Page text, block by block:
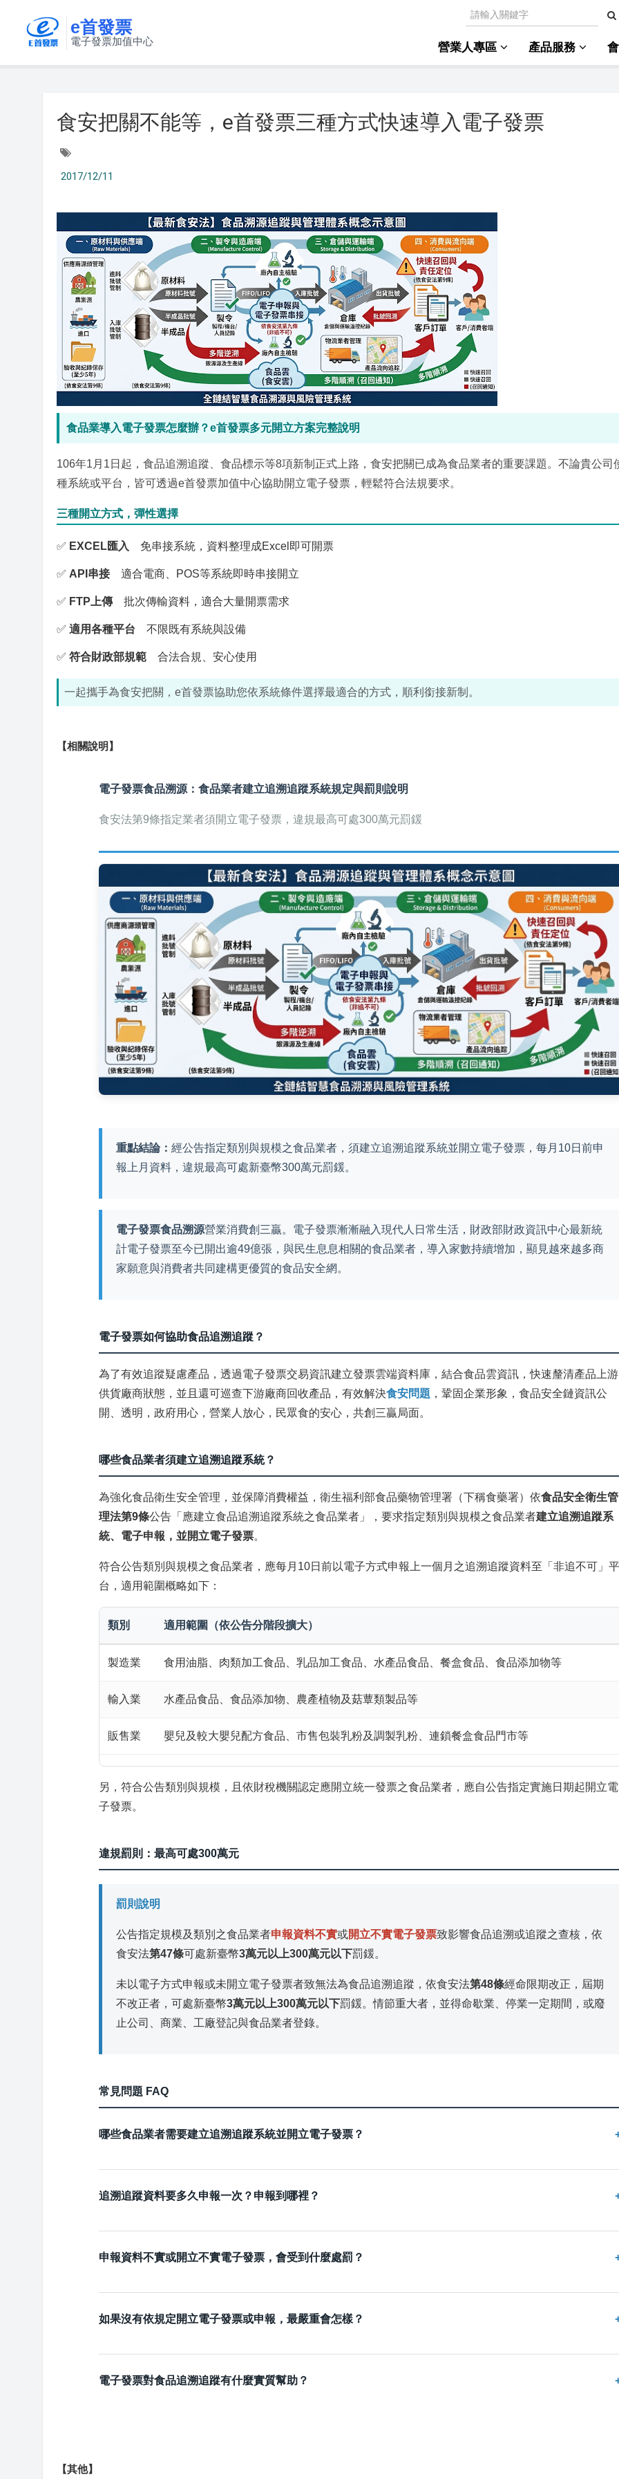
e首發票
電子發票加值中心 營業人專區 產品服務
食安把關不能等，e首發票三種方式快速導入電子發票
2017/12/11
食品業導入電子發票怎麼辦？e首發票多元開立方案完整說明
106年1月1日起，食品追溯追蹤、食品標示等8項新制正式上路，食安把關已成為食品業者的重要課題。不論貴公司
種系統或平台，皆可透過e首發票加值中心協助開立電子發票，輕鬆符合法規要求。
三種開立方式，彈性選擇
✅ EXCEL匯入 免串接系統，資料整理成Excel即可開票
✅ API串接適合電商、POS等系統即時串接開立
✅ FTP上傳批次傳輸資料，適合大量開票需求
✅ 適用各種平台 不限既有系統與設備
✅ 符合財政部規範 合法合規、安心使用
一起攜手為食安把關，e首發票協助您依系統條件選擇最適合的方式，順利銜接新制。
【相關說明】
電子發票食品溯源：食品業者建立追溯追蹤系統規定與罰則說明
食安法第9條指定業者須開立電子發票，違規最高可處300萬元罰鍰
重點結論：經公告指定類別與規模之食品業者，須建立追溯追蹤系統並開立電子發票，每月10日前申
報上月資料，違規最高可處新臺幣300萬元罰鍰。
電子發票食品溯源營業消費創三贏。電子發票漸漸融入現代人日常生活，財政部財政資訊中心最新統
計電子發票至今已開出逾49億張，與民生息息相關的食品業者，導入家數持續增加，顯見越來越多商
家願意與消費者共同建構更優質的食品安全網。
電子發票如何協助食品追溯追蹤？
為了有效追蹤疑慮產品，透過電子發票交易資訊建立發票雲端資料庫，結合食品雲資訊，快速釐清產品上游
供貨廠商狀態，並且還可巡查下游廠商回收產品，有效解決食安問題 ，鞏固企業形象，食品安全鏈資訊公
開、透明，政府用心，營業人放心，民眾食的安心，共創三贏局面。
哪些食品業者須建立追溯追蹤系統？
為強化食品衛生安全管理，並保障消費權益，衛生福利部食品藥物管理署（下稱食藥署）依食品安全衛生管
理法第9條公告「應建立食品追溯追蹤系統之食品業者」，要求指定類別與規模之食品業者建立追溯追蹤系
統、電子申報，並開立電子發票。
符合公告類別與規模之食品業者，應每月10日前以電子方式申報上一個月之追溯追蹤資料至「非追不可」
台，適用範圍概略如下：
類別 適用範圍（依公告分階段擴大）
製造業 食用油脂、肉類加工食品、乳品加工食品、水產品食品、餐盒食品、食品添加物等
輸入業 水產品食品、食品添加物、農產植物及菇蕈類製品等
販售業 嬰兒及較大嬰兒配方食品、市售包裝乳粉及調製乳粉、連鎖餐盒食品門市等
另，符合公告類別與規模，且依財稅機關認定應開立統一發票之食品業者，應自公告指定實施日期起開立電
子發票。
違規罰則：最高可處300萬元
罰則說明
公告指定規模及類別之食品業者申報資料不實或開立不實電子發票致影響食品追溯或追蹤之查核，依
食安法第47條可處新臺幣3萬元以上300萬元以下罰鍰。
未以電子方式申報或未開立電子發票者致無法為食品追溯追蹤，依食安法第48條經命限期改正，屆期
不改正者，可處新臺幣3萬元以上300萬元以下罰鍰。情節重大者，並得命歇業、停業一定期間，或廢
止公司、商業、工廠登記與食品業者登錄。
常見問題 FAQ
哪些食品業者需要建立追溯追蹤系統並開立電子發票？
追溯追蹤資料要多久申報一次？申報到哪裡？
申報資料不實或開立不實電子發票，會受到什麼處罰？
如果沒有依規定開立電子發票或申報，最嚴重會怎樣？
電子發票對食品追溯追蹤有什麼實質幫助？
【其他】